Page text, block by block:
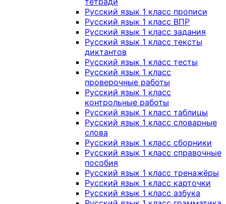
Русский язык 1 класс прописи
Русский язык 1 класс ВПР
Русский язык 1 класс задания
Русский язык 1 класс тексты
диктантов
Русский язык 1 класс тесты
Русский язык 1 класс
проверочные работы
Русский язык 1 класс
контрольные работы
Русский язык 1 класс таблицы
Русский язык 1 класс словарные
слова
Русский язык 1 класс сборники
Русский язык 1 класс справочные
пособия
Русский язык 1 класс тренажёры
Русский язык 1 класс карточки
Русский язык 1 класс азбука